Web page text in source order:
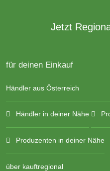
Jetzt
für deinen Einkauf
Händler aus Österreich
Händler in deiner Nähe
Produzenten in deiner Nähe
über kauftregional